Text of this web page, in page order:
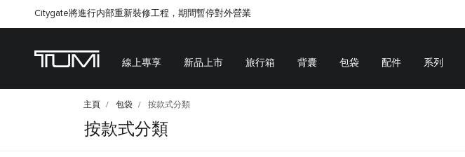
Citygate將進行内部重新裝修工程，期間暫停對外營業
線上專享 新品上市 旅行箱 背囊 包袋 配件 系列
主頁 包袋 按款式分類
按款式分類